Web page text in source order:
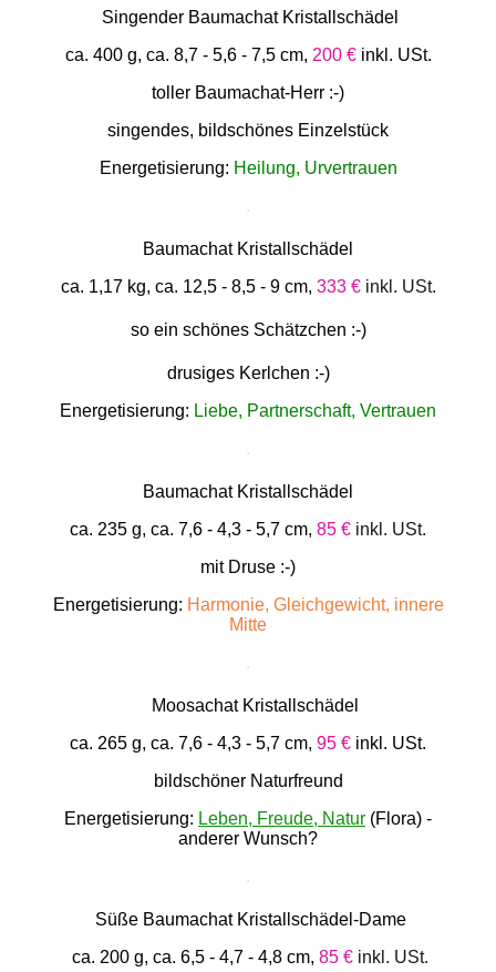
Singender Baumachat Kristallschädel
ca. 400 g, ca. 8,7 - 5,6 - 7,5 cm, 200 €inkl. USt.
toller Baumachat-Herr :-)
singendes, bildschönes Einzelstück
Energetisierung: Heilung, Urvertrauen
.
Baumachat Kristallschädel
ca. 1,17 kg, ca. 12,5 - 8,5 - 9 cm, 333 € inkl. USt.
so ein schönes Schätzchen :-)
drusiges Kerlchen :-)
Energetisierung: Liebe, Partnerschaft, Vertrauen
.
Baumachat Kristallschädel
ca. 235 g, ca. 7,6 - 4,3 - 5,7 cm, 85 € inkl. USt.
mit Druse :-)
Energetisierung: Harmonie, Gleichgewicht, innere
Mitte
.
Moosachat Kristallschädel
ca. 265 g, ca. 7,6 - 4,3 - 5,7 cm, 95 € inkl. USt.
bildschöner Naturfreund
Energetisierung: Leben, Freude, Natur (Flora) -
anderer Wunsch?
.
Süße Baumachat Kristallschädel-Dame
ca. 200 g, ca. 6,5 - 4,7 - 4,8 cm, 85 € inkl. USt.